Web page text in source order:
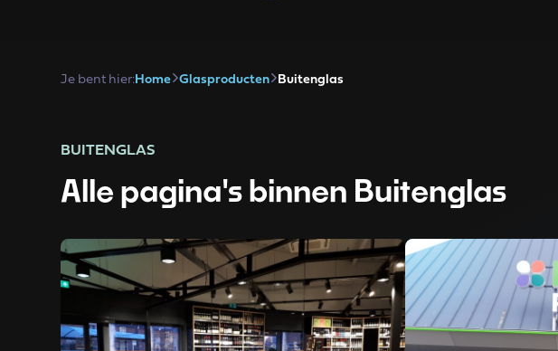
Je bent hier: Home Glasproducten Buitenglas
BUITENGLAS
Alle pagina's binnen Buitenglas
Read more about Glazen vouwwanden Read more about